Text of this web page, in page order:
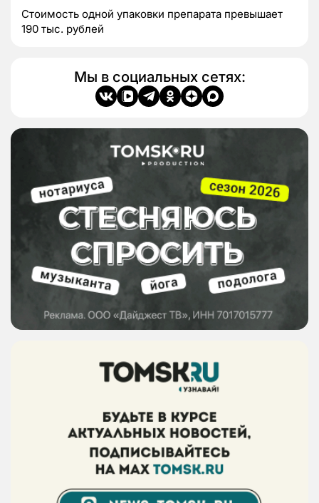
Стоимость одной упаковки препарата превышает
190 тыс. рублей
Мы в социальных сетях: